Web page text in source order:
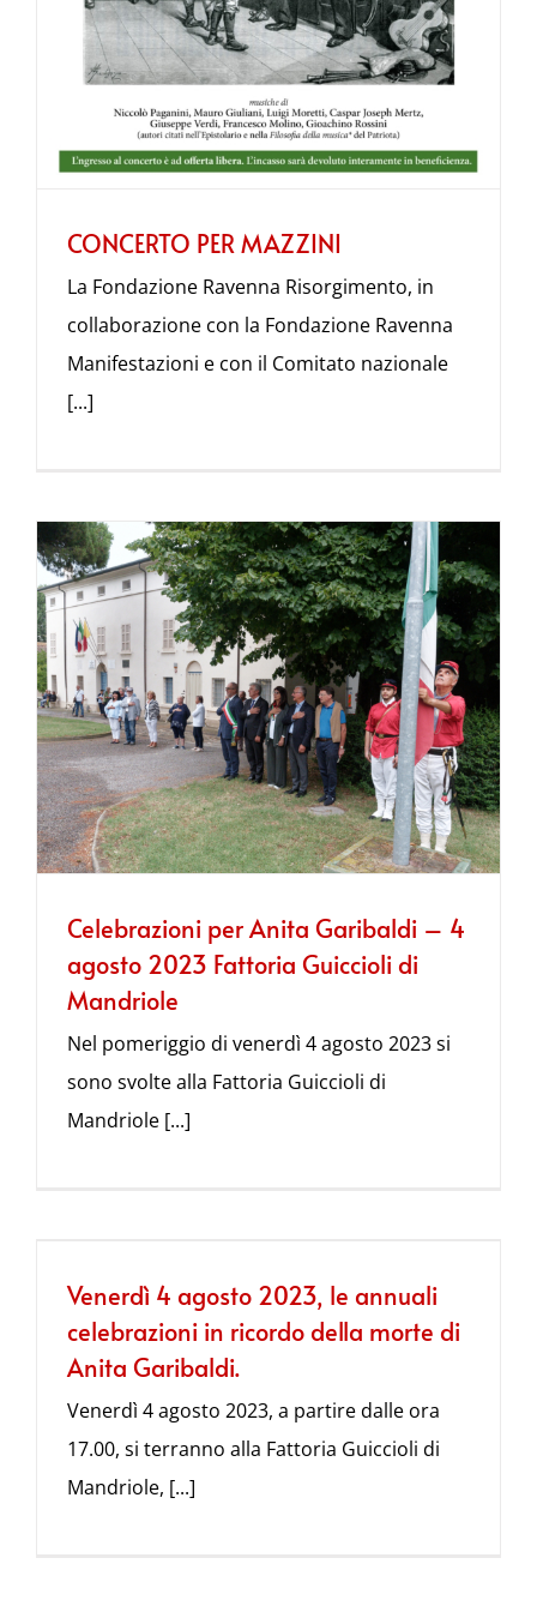
CONCERTO PER MAZZINI
La Fondazione Ravenna Risorgimento, in
collaborazione con la Fondazione Ravenna
Manifestazioni e con il Comitato nazionale
[...]
Celebrazioni per Anita Garibaldi – 4
agosto 2023 Fattoria Guiccioli di
Mandriole
Nel pomeriggio di venerdì 4 agosto 2023 si
sono svolte alla Fattoria Guiccioli di
Mandriole [...]
Venerdì 4 agosto 2023, le annuali
celebrazioni in ricordo della morte di
Anita Garibaldi.
Venerdì 4 agosto 2023, a partire dalle ora
17.00, si terranno alla Fattoria Guiccioli di
Mandriole, [...]